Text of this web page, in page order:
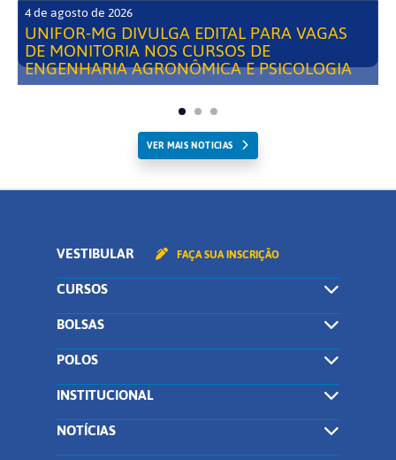
4 de agosto de 2026
UNIFOR-MG DIVULGA EDITAL PARA VAGAS
DE MONITORIA NOS CURSOS DE
ENGENHARIA AGRONÔMICA E PSICOLOGIA
VER MAIS NOTICIAS
VESTIBULAR FAÇA SUA INSCRIÇÃO
CURSOS
BOLSAS
POLOS
INSTITUCIONAL
NOTÍCIAS